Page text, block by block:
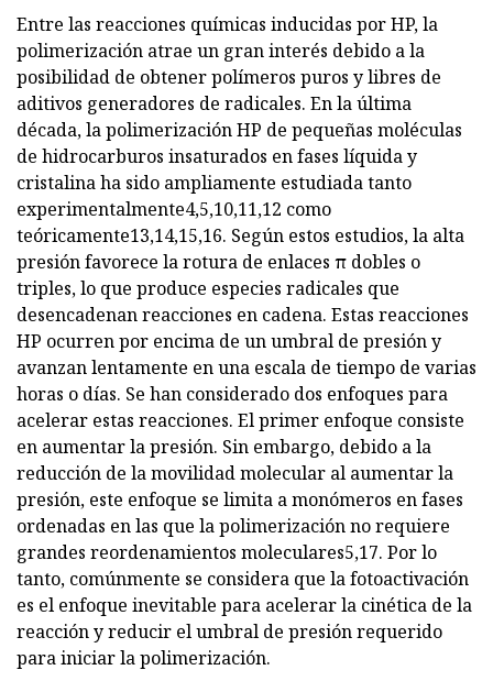
Entre las reacciones químicas inducidas por HP, la
polimerización atrae un gran interés debido a la
posibilidad de obtener polímeros puros y libres de
aditivos generadores de radicales. En la última
década, la polimerización HP de pequeñas moléculas
de hidrocarburos insaturados en fases líquida y
cristalina ha sido ampliamente estudiada tanto
experimentalmente4,5,10,11,12 como
teóricamente13,14,15,16. Según estos estudios, la alta
presión favorece la rotura de enlaces π dobles o
triples, lo que produce especies radicales que
desencadenan reacciones en cadena. Estas reacciones
HP ocurren por encima de un umbral de presión y
avanzan lentamente en una escala de tiempo de varias
horas o días. Se han considerado dos enfoques para
acelerar estas reacciones. El primer enfoque consiste
en aumentar la presión. Sin embargo, debido a la
reducción de la movilidad molecular al aumentar la
presión, este enfoque se limita a monómeros en fases
ordenadas en las que la polimerización no requiere
grandes reordenamientos moleculares5,17. Por lo
tanto, comúnmente se considera que la fotoactivación
es el enfoque inevitable para acelerar la cinética de la
reacción y reducir el umbral de presión requerido
para iniciar la polimerización.